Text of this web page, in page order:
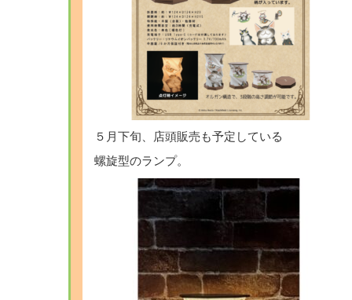
５月下旬、店頭販売も予定している
螺旋型のランプ。